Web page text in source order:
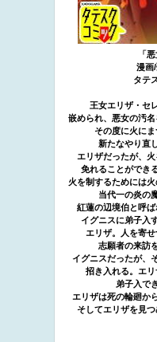
「
漫画
タテ
王女エリザ・セ
嵌められ、悪女の汚名
その度に火にま
新たなやり直
エリザだったが、
免れることができ
火を制するためには火
当代一の炎の
紅蓮の辺境伯と呼ば
イグニスに弟子入
エリザ。人を寄
志願者の来訪
イグニスだったが、
招き入れる。エ
弟子入で
エリザは死の輪廻か
そしてエリザを見